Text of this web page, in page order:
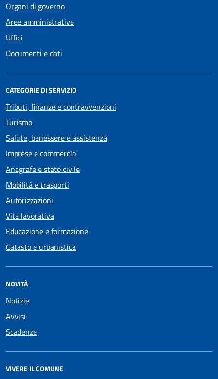
Organi di governo
Aree amministrative
Uffici
Documenti e dati
CATEGORIE DI SERVIZIO
Tributi, finanze e contravvenzioni
Turismo
Salute, benessere e assistenza
Imprese e commercio
Anagrafe e stato civile
Mobilità e trasporti
Autorizzazioni
Vita lavorativa
Educazione e formazione
Catasto e urbanistica
NOVITÀ
Notizie
Avvisi
Scadenze
VIVERE IL COMUNE